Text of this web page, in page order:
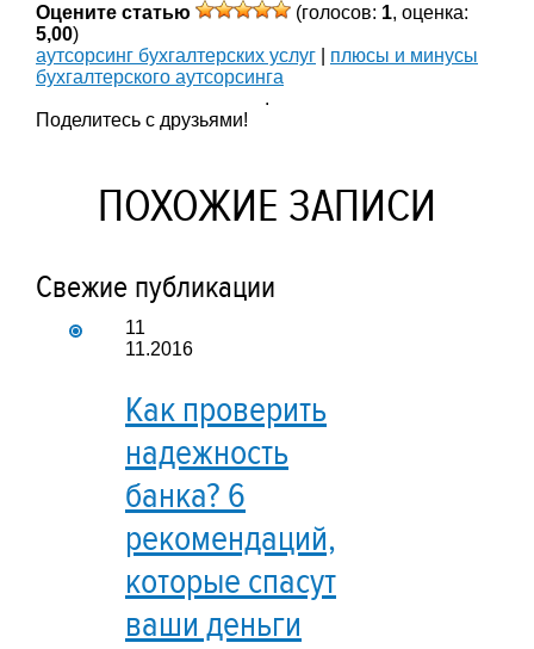
Оцените статью (голосов: 1, оценка:
5,00)
аутсорсинг бухгалтерских услуг
плюсы и минусы
бухгалтерского аутсорсинга
.
Поделитесь с друзьями!
ПОХОЖИЕ ЗАПИСИ
Свежие публикации
11
11.2016
Как проверить
надежность
банка? 6
рекомендаций,
которые спасут
ваши деньги